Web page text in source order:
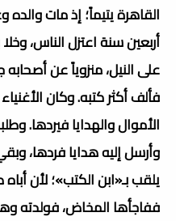
القاهرة يتيماً؛ إذ مات
أربعين سنة اعتزل الناس،
على النيل، منزوياً عن
فألف أكثر كتبه. وكان
الأموال والهدايا فيردها.
وأرسل إليه هدايا فردها،
يلقب بـ«ابن الكتب»؛ لأن
ففاجأها المخاض، فولدته